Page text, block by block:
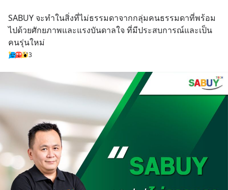
SABUY จะทำในสิ่งที่ไม่ธรรมดาจากกลุ่มคนธรรมดาที่พร้อม
ไปด้วยศักยภาพและแรงบันดาลใจ ที่มีประสบการณ์และเป็น
คนรุ่นใหม่
3